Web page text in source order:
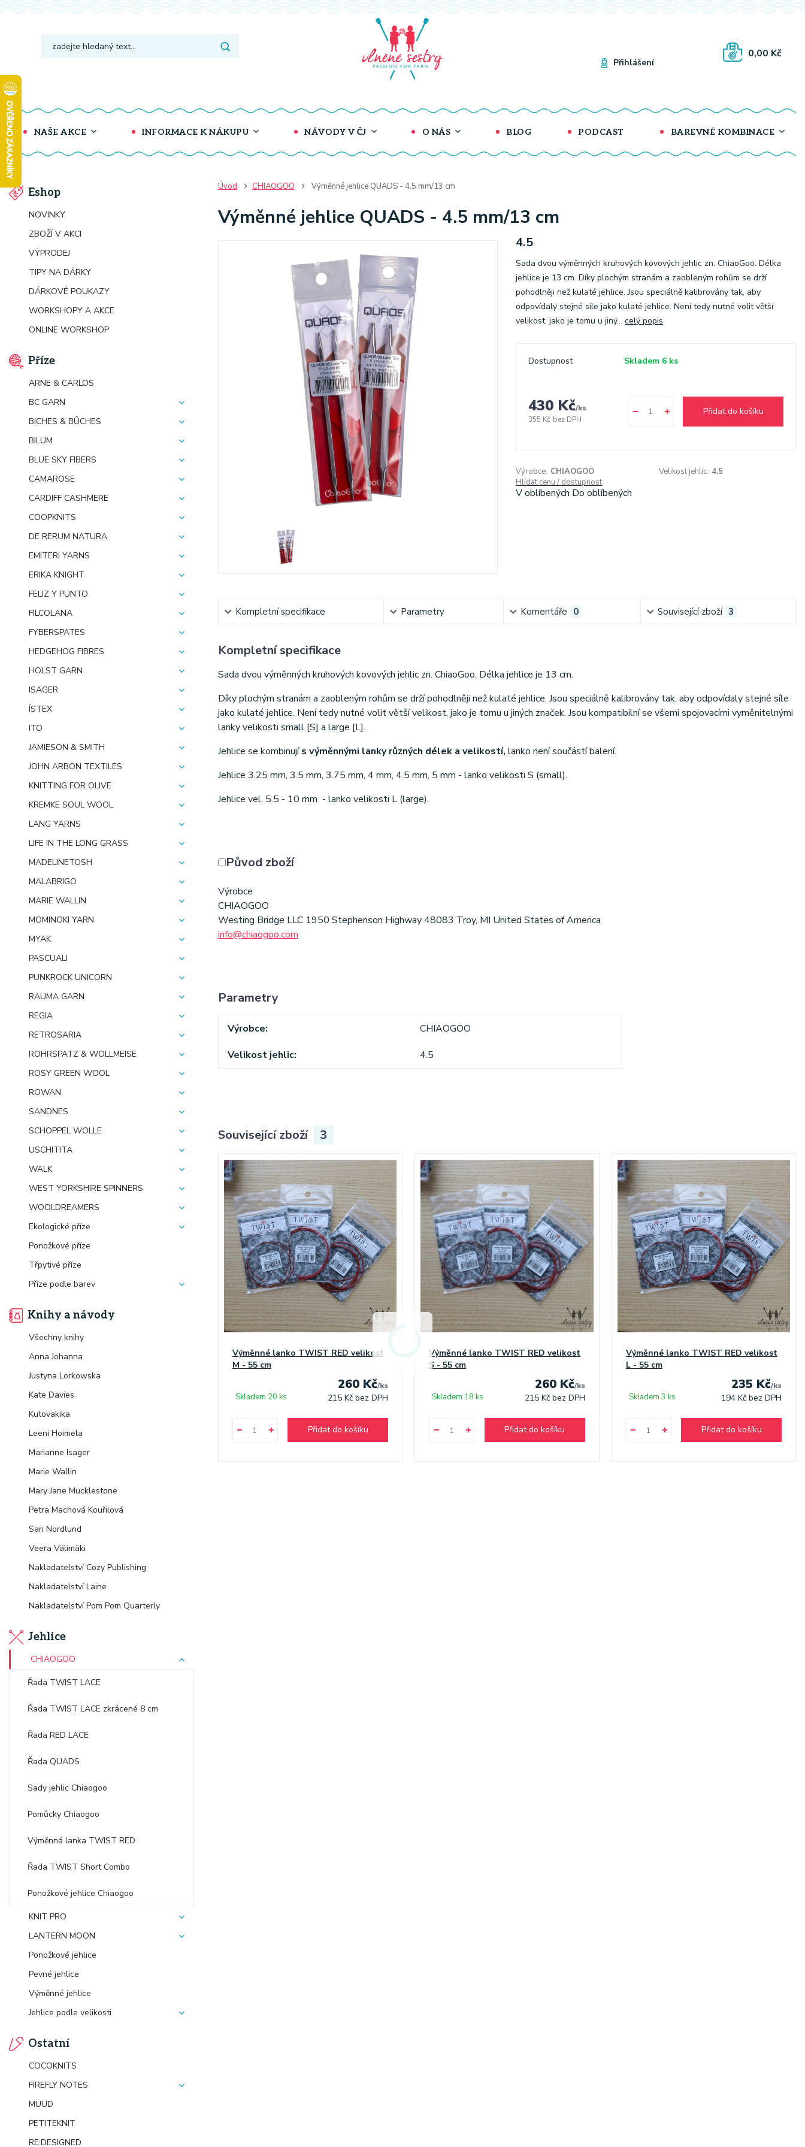
NAŠE AKCE INFORMACE K NÁKUPU NÁVODY V ČJ O NÁS BLOG PODCAST BAREVNÉ KOMBINACE
Přihlášení
0,00 Kč
Eshop
NOVINKY
ZBOŽÍ V AKCI
VÝPRODEJ
TIPY NA DÁRKY
DÁRKOVÉ POUKAZY
WORKSHOPY A AKCE
ONLINE WORKSHOP
Příze
ARNE & CARLOS
BC GARN
BICHES & BÛCHES
BILUM
BLUE SKY FIBERS
CAMAROSE
CARDIFF CASHMERE
COOPKNITS
DE RERUM NATURA
EMITERI YARNS
ERIKA KNIGHT
FELIZ Y PUNTO
FILCOLANA
FYBERSPATES
HEDGEHOG FIBRES
HOLST GARN
ISAGER
ÍSTEX
ITO
JAMIESON & SMITH
JOHN ARBON TEXTILES
KNITTING FOR OLIVE
KREMKE SOUL WOOL
LANG YARNS
LIFE IN THE LONG GRASS
MADELINETOSH
MALABRIGO
MARIE WALLIN
MOMINOKI YARN
MYAK
PASCUALI
PUNKROCK UNICORN
RAUMA GARN
REGIA
RETROSARIA
ROHRSPATZ & WOLLMEISE
ROSY GREEN WOOL
ROWAN
SANDNES
SCHOPPEL WOLLE
USCHITITA
WALK
WEST YORKSHIRE SPINNERS
WOOLDREAMERS
Ekologické příze
Ponožkové příze
Třpytivé příze
Příze podle barev
Knihy a návody
Všechny knihy
Anna Johanna
Justyna Lorkowska
Kate Davies
Kutovakika
Leeni Hoimela
Marianne Isager
Marie Wallin
Mary Jane Mucklestone
Petra Machová Kouřilová
Sari Nordlund
Veera Välimäki
Nakladatelství Cozy Publishing
Nakladatelství Laine
Nakladatelství Pom Pom Quarterly
Jehlice
CHIAOGOO
Řada TWIST LACE
Řada TWIST LACE zkrácené 8 cm
Řada RED LACE
Řada QUADS
Sady jehlic Chiaogoo
Pomůcky Chiaogoo
Výměnná lanka TWIST RED
Řada TWIST Short Combo
Ponožkové jehlice Chiaogoo
KNIT PRO
LANTERN MOON
Ponožkové jehlice
Pevné jehlice
Výměnné jehlice
Jehlice podle velikosti
Ostatní
COCOKNITS
FIREFLY NOTES
MUUD
PETITEKNIT
RE:DESIGNED
Úvod CHIAOGOO Výměnné jehlice QUADS - 4.5 mm/13 cm
Výměnné jehlice QUADS - 4.5 mm/13 cm
4.5
Sada dvou výměnných kruhových kovových jehlic zn. ChiaoGoo. Délka
jehlice je 13 cm. Díky plochým stranám a zaobleným rohům se drží
pohodlněji než kulaté jehlice. Jsou speciálně kalibrovány tak, aby
odpovídaly stejné síle jako kulaté jehlice. Není tedy nutné volit větší
velikost, jako je tomu u jiný...celý popis
Dostupnost Skladem 6 ks
430 Kč/ks
355 Kč bez DPH
Přidat do košíku
Výrobce: CHIAOGOO Velikost jehlic: 4.5
Hlídat cenu / dostupnost
V oblíbených Do oblíbených
Kompletní specifikace Parametry Komentáře 0 Související zboží 3
Kompletní specifikace
Sada dvou výměnných kruhových kovových jehlic zn. ChiaoGoo. Délka jehlice je 13 cm.
Díky plochým stranám a zaobleným rohům se drží pohodlněji než kulaté jehlice. Jsou speciálně kalibrovány tak, aby odpovídaly stejné síle
jako kulaté jehlice. Není tedy nutné volit větší velikost, jako je tomu u jiných značek. Jsou kompatibilní se všemi spojovacími vyměnitelnými
lanky velikosti small [S] a large [L].
Jehlice se kombinujís výměnnými lanky různých délek a velikostí, lanko není součástí balení.
Jehlice 3.25 mm, 3.5 mm, 3.75 mm, 4 mm, 4.5 mm, 5 mm - lanko velikosti S (small).
Jehlice vel. 5.5 - 10 mm - lanko velikosti L (large).
Původ zboží
Výrobce
CHIAOGOO
Westing Bridge LLC 1950 Stephenson Highway 48083 Troy, MI United States of America
info@chiaogoo.com
Parametry
Výrobce
CHIAOGOO
Velikost jehlic
4.5
Související zboží 3
Výměnné lanko TWIST RED velikost
M - 55 cm
260 Kč/ks
215 Kčbez DPH
Skladem 20 ks
Přidat do košíku
Výměnné lanko TWIST RED velikost
S - 55 cm
260 Kč/ks
215 Kč bez DPH
Skladem 18 ks
Přidat do košíku
Výměnné lanko TWIST RED velikost
L - 55 cm
235 Kč/ks
194 Kčbez DPH
Skladem 3 ks
Přidat do košíku